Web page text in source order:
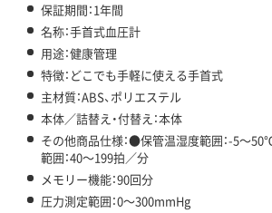
保証期間：1年間
名称：手首式血圧計
用途：健康管理
特徴：どこでも手軽に使える手首式
主材質：ABS、ポリエステル
本体／詰替え・付替え：本体
その他商品仕様：●保管温湿度範囲：-5～
範囲：40～199拍／分
メモリー機能：90回分
圧力測定範囲：0～300mmHg